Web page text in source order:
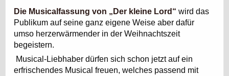
Die Musicalfassung von „Der kleine Lord“ wird das
Publikum auf seine ganz eigene Weise aber dafür
umso herzerwärmender in der Weihnachtszeit
begeistern.
Musical-Liebhaber dürfen sich schon jetzt auf ein
erfrischendes Musical freuen, welches passend mit